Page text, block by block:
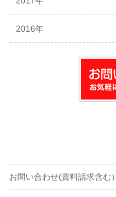
2016年
お問い合わせ(資料請求含む）